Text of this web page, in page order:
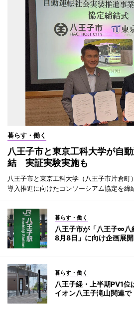
暮らす・働く
八王子市と東京工科大学が自
結 実証実験実施も
八王子市と東京工科大学（八王子市片倉
導入推進に向けたコンソーシアム協定を締
暮らす・働く
八王子市が「八王子∞
8月8日」に向け企画展開
暮らす・働く
八王子経・上半期PV1
イオン八王子滝山関連で